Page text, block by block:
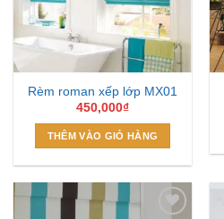
Rèm roman xếp lớp MX01
450,000₫
THÊM VÀO GIỎ HÀNG